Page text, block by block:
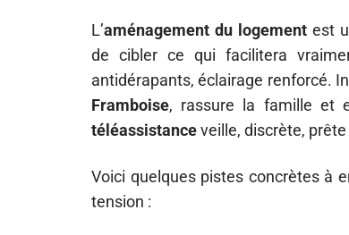
L’aménagement du logement est
de cibler ce qui facilitera
antidérapants, éclairage renforcé.
Framboise, rassure la famille et
téléassistanceveille, discrète,
Voici quelques pistes concrètes à
tension :